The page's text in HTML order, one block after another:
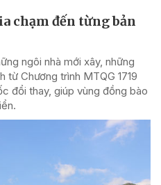
chạm đến từng bản
ngôi nhà mới xây, những
từ Chương trình MTQG 1719
đổi thay, giúp vùng đồng bào